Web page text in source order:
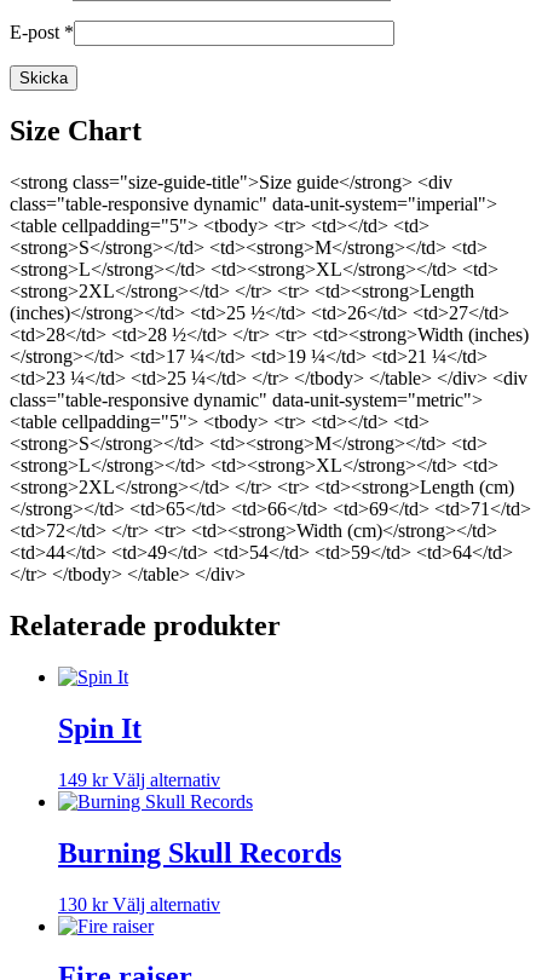
E-post *
Size Chart
<strong class="size-guide-title">Size guide</strong> <div
class="table-responsive dynamic" data-unit-system="imperial">
<table cellpadding="5"> <tbody> <tr> <td></td> <td>
<strong>S</strong></td> <td><strong>M</strong></td> <td>
<strong>L</strong></td> <td><strong>XL</strong></td> <td>
<strong>2XL</strong></td> </tr> <tr> <td><strong>Length
(inches)</strong></td> <td>25 ½</td> <td>26</td> <td>27</td>
<td>28</td> <td>28 ½</td> </tr> <tr> <td><strong>Width (inches)
</strong></td> <td>17 ¼</td> <td>19 ¼</td> <td>21 ¼</td>
<td>23 ¼</td> <td>25 ¼</td> </tr> </tbody> </table> </div> <div
class="table-responsive dynamic" data-unit-system="metric">
<table cellpadding="5"> <tbody> <tr> <td></td> <td>
<strong>S</strong></td> <td><strong>M</strong></td> <td>
<strong>L</strong></td> <td><strong>XL</strong></td> <td>
<strong>2XL</strong></td> </tr> <tr> <td><strong>Length (cm)
</strong></td> <td>65</td> <td>66</td> <td>69</td> <td>71</td>
<td>72</td> </tr> <tr> <td><strong>Width (cm)</strong></td>
<td>44</td> <td>49</td> <td>54</td> <td>59</td> <td>64</td>
</tr> </tbody> </table> </div>
Relaterade produkter
Spin It
149 kr Välj alternativDen
här
har
flera
De
Burning Skull Records
130 kr Välj alternativDen